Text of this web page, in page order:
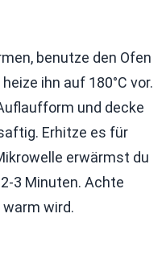
benutze den Ofen
ihn auf 180°C vor.
und decke
Erhitze es für
erwärmst du
3 Minuten. Achte
wird.